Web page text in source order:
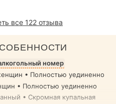
все 122 отзыва
номер
• Полностью уединенно
• Полностью уединенно
• Скромная купальная